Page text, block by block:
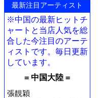
最新注目アーティスト
※中国の最新ヒットチ
ャートと当店人気を総
合した今注目のアーテ
ィストです。毎日更新
しています。
= 中国大陸 =
張靚穎